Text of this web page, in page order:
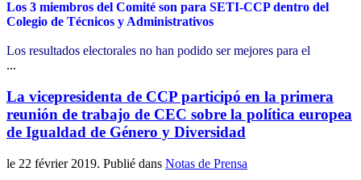
Los 3 miembros del Comité son para SETI-CCP dentro del
Colegio de Técnicos y Administrativos
Los resultados electorales no han podido ser mejores para el
...
La vicepresidenta de CCP participó en la primera
reunión de trabajo de CEC sobre la política europea
de Igualdad de Género y Diversidad
le 22 février 2019. Publié dans Notas de Prensa